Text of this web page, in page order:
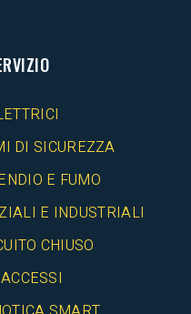
DI SICUREZZA
E FUMO
E INDUSTRIALI
CHIUSO